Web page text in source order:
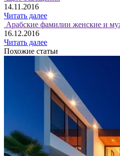
14.11.2016
Читать далее
Арабские фамилии женские и
16.12.2016
Читать далее
Похожие статьи